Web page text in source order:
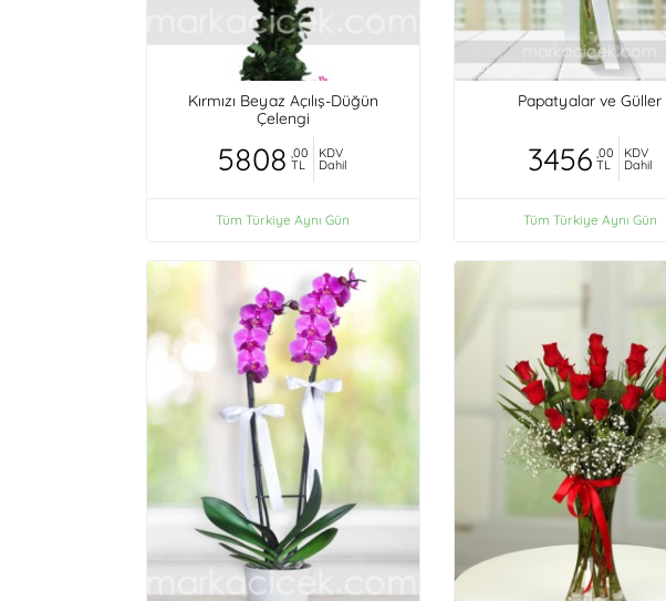
Kırmızı Beyaz Açılış-Düğün
Çelengi
5808 ,00
TL
KDV
Dahil
Tüm Türkiye Aynı Gün
Papatyalar ve Güller
3456 ,00
TL
KDV
Dahil
Tüm Türkiye Aynı Gün